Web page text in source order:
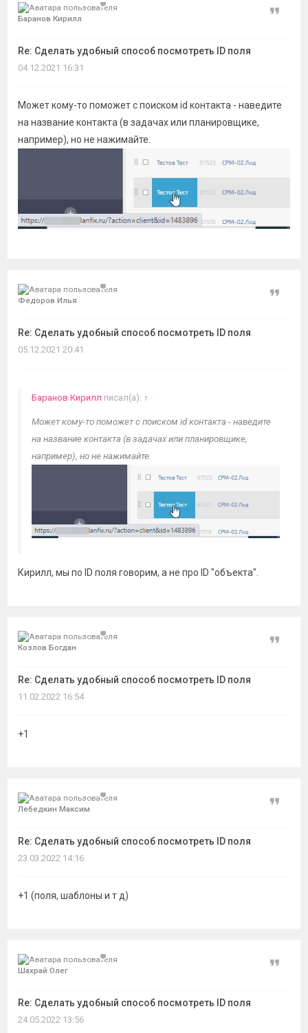
Баранов Кирилл
Re: Сделать удобный способ посмотреть ID поля
Цитата
04.12.2021 16:31
Может кому-то поможет с поиском id контакта - наведите
на название контакта (в задачах или планировщике,
например), но не нажимайте.
Федоров Илья
Re: Сделать удобный способ посмотреть ID поля
Цитата
05.12.2021 20:41
Баранов Кирилл писал(а): ↑
Может кому-то поможет с поиском id контакта - наведите
на название контакта (в задачах или планировщике,
например), но не нажимайте.
Кирилл, мы по ID поля говорим, а не про ID "объекта".
Козлов Богдан
Re: Сделать удобный способ посмотреть ID поля
Цитата
11.02.2022 16:54
+1
Лебедкин Максим
Re: Сделать удобный способ посмотреть ID поля
Цитата
23.03.2022 14:16
+1 (поля, шаблоны и т д)
Шахрай Олег
Re: Сделать удобный способ посмотреть ID поля
Цитата
24.05.2022 13:56